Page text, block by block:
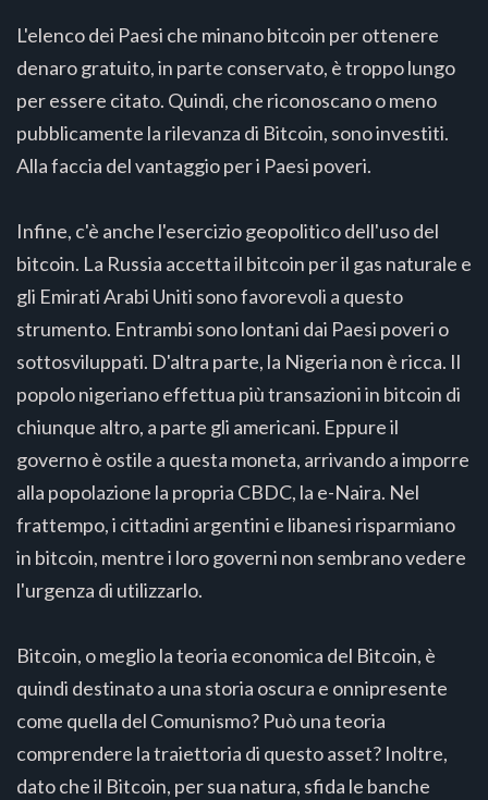
L'elenco dei Paesi che minano bitcoin per ottenere
denaro gratuito, in parte conservato, è troppo lungo
per essere citato. Quindi, che riconoscano o meno
pubblicamente la rilevanza di Bitcoin, sono investiti.
Alla faccia del vantaggio per i Paesi poveri.
Infine, c'è anche l'esercizio geopolitico dell'uso del
bitcoin. La Russia accetta il bitcoin per il gas naturale e
gli Emirati Arabi Uniti sono favorevoli a questo
strumento. Entrambi sono lontani dai Paesi poveri o
sottosviluppati. D'altra parte, la Nigeria non è ricca. Il
popolo nigeriano effettua più transazioni in bitcoin di
chiunque altro, a parte gli americani. Eppure il
governo è ostile a questa moneta, arrivando a imporre
alla popolazione la propria CBDC, la e-Naira. Nel
frattempo, i cittadini argentini e libanesi risparmiano
in bitcoin, mentre i loro governi non sembrano vedere
l'urgenza di utilizzarlo.
Bitcoin, o meglio la teoria economica del Bitcoin, è
quindi destinato a una storia oscura e onnipresente
come quella del Comunismo? Può una teoria
comprendere la traiettoria di questo asset? Inoltre,
dato che il Bitcoin, per sua natura, sfida le banche